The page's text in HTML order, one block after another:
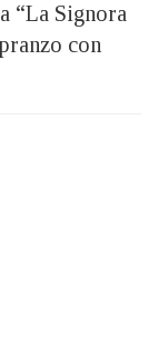
“La Signora
con